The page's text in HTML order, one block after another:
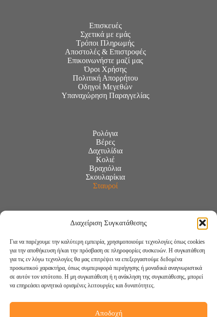
Διαχείριση Συγκατάθεσης
Για να παρέχουμε την καλύτερη εμπειρία, χρησιμοποιούμε τεχνολογίες όπως cookies
για την αποθήκευση ή/και την πρόσβαση σε πληροφορίες συσκευών. Η συγκατάθεση
για τις εν λόγω τεχνολογίες θα μας επιτρέψει να επεξεργαστούμε δεδομένα
προσωπικού χαρακτήρα, όπως συμπεριφορά περιήγησης ή μοναδικά αναγνωριστικά
σε αυτόν τον ιστότοπο. Η μη συγκατάθεση ή η ανάκληση της συγκατάθεσης, μπορεί
να επηρεάσει αρνητικά ορισμένες λειτουργίες και δυνατότητες.
Αποδοχή
Επισκευές
Σχετικά με εμάς
Τρόποι Πληρωμής
Αποστολές & Επιστροφές
Επικοινωνήστε μαζί μας
Όροι Χρήσης
Πολιτική Απορρήτου
Οδηγοί Μεγεθών
Υπαναχώρηση Παραγγελίας
Ρολόγια
Βέρες
Δαχτυλίδια
Κολιέ
Βραχιόλια
Σκουλαρίκια
Σταυροί